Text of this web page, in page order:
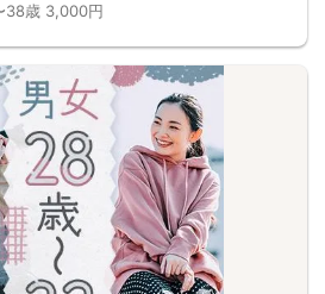
38歳 3,000円